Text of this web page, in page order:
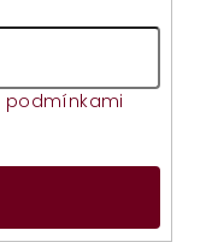
podmínkami